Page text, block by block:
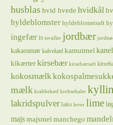
husblas hvid hvede hvidkål
hyldeblomster hyldeblomstsaft
ingefær is isvafler jordbær
kakaosmør kalvekød kamutmel kanel
kikærterkirsebær kirsebærsaft
kokosmælk
mælk krabbekød krebsehaler
lakridspulver laks lever lime
majsmajsmel manchego